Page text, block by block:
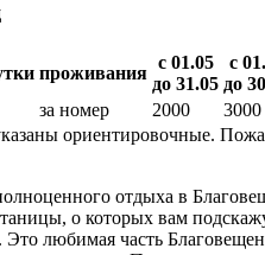
проживания
с 01.05
до 31.05
с
до
за номер 2000 3000
ориентировочные.
отдыха в
о которых вам
любимая часть